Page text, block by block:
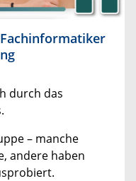
durch das
– manche
andere haben